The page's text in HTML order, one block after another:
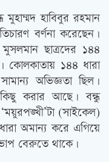
মুহাম্মদ হাবিবুর রহমান
বর্ণনা করেছেন।
ছাত্রদের ১৪৪
কোলকাতায় ১৪৪ ধারা
অভিজ্ঞতা ছিল।
করার আছে। বন্ধু
(সাইকেল)
অমান্য করে এগিয়ে
বেরুতে থাকে।